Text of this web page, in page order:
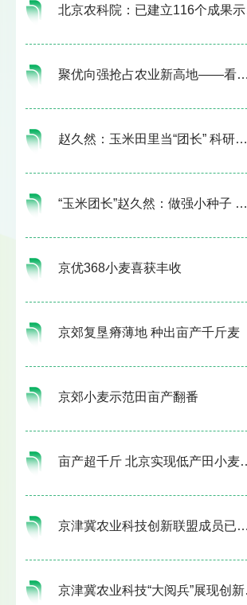
北京农科院：已建立116个成果示范转化基地
聚优向强抢占农业新高地——看北京市如何以新兴技术引领都市农业发展
赵久然：玉米田里当“团长” 科研路上做先锋
“玉米团长”赵久然：做强小种子 实现大丰收
京优368小麦喜获丰收
京郊复垦瘠薄地 种出亩产千斤麦
京郊小麦示范田亩产翻番
亩产超千斤 北京实现低产田小麦产能提升
京津冀农业科技创新联盟成员已达100家
京津冀农业科技“大阅兵”展现创新硬实力